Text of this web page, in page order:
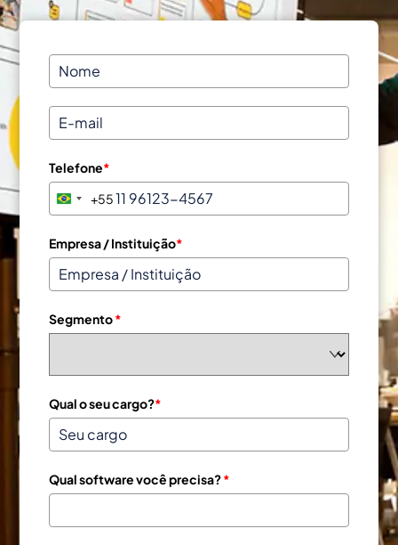
Telefone*
B
a
z
i
+
+55
Empresa / Instituição*
Segmento*
Qual o seu cargo?*
Qual software você precisa?*